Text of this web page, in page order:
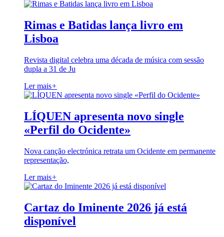
Rimas e Batidas lança livro em
Lisboa
Revista digital celebra uma década de música com sessão
dupla a 31 de Ju
Ler mais+
LÍQUEN apresenta novo single
«Perfil do Ocidente»
Nova canção electrónica retrata um Ocidente em permanente
representação,
Ler mais+
Cartaz do Iminente 2026 já está
disponível